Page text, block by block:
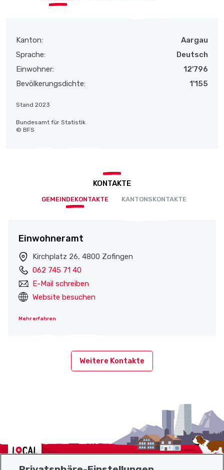
Kanton:
Aargau
Sprache:
Deutsch
Einwohner:
12'796
Bevölkerungsdichte:
1'155
Stand 2023
Bundesamt für Statistik
© BFS
KONTAKTE
GEMEINDEKONTAKTE KANTONSKONTAKTE
Einwohneramt
Kirchplatz 26, 4800 Zofingen
062 745 71 40
E-Mail schreiben
Website besuchen
Mehr erfahren
Weitere Kontakte
Localcities